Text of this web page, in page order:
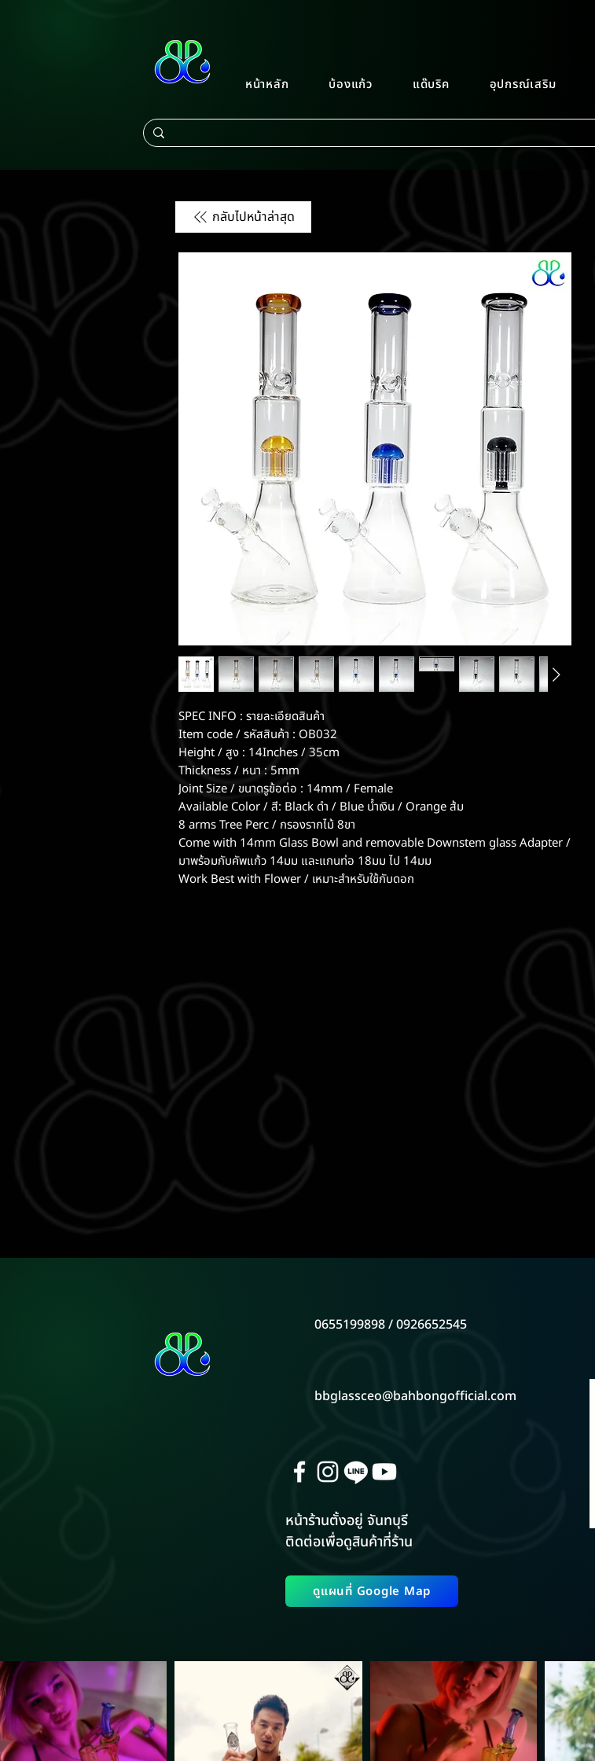
หน้าหลัก บ้องแก้ว แด๊บริค อุปกรณ์เสริม
กลับไปหน้าล่าสุด
SPEC INFO : รายละเอียดสินค้า
Item code / รหัสสินค้า : OB032
Height / สูง : 14Inches / 35cm
Thickness / หนา : 5mm
Joint Size / ขนาดรูข้อต่อ : 14mm / Female
Available Color / สี: Black ดำ / Blue น้ำเงิน / Orange ส้ม
8 arms Tree Perc / กรองรากไม้ 8ขา
Come with 14mm Glass Bowl and removable Downstem glass Adapter /
มาพร้อมกับคัพแก้ว 14มม และแกนท่อ 18มม ไป 14มม
Work Best with Flower / เหมาะสำหรับใช้กับดอก
0655199898 / 0926652545
bbglassceo@bahbongofficial.com
หน้าร้านตั้งอยู่ จันทบุรี
ติดต่อเพื่อดูสินค้าที่ร้าน
ดูแผนที่ Google Map